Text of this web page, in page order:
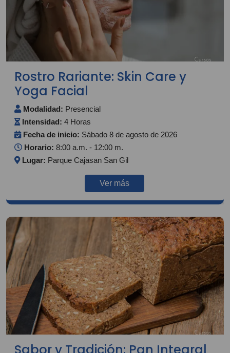
Rostro Rariante: Skin Care y
Yoga Facial
Modalidad: Presencial
Intensidad: 4 Horas
Fecha de inicio: Sábado 8 de agosto de 2026
Horario: 8:00 a.m. - 12:00 m.
Lugar: Parque Cajasan San Gil
Ver más